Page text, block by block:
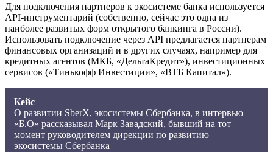
Для подключения партнеров к экосистеме банка используется
API-инструментарий (собственно, сейчас это одна из
наиболее развитых форм открытого банкинга в России).
Использовать подключение через API предлагается партнерам
финансовых организаций и в других случаях, например для
кредитных агентов (МКБ, «ДельтаКредит»), инвестиционных
сервисов («Тинькофф Инвестиции», «ВТБ Капитал»).
Кейс
О развитии SberХ, экосистемы Сбербанка, в интервью
«Б.О» рассказывал Марк Завадский, бывший на тот
момент руководителем дирекции по развитию
экосистемы Сбербанка